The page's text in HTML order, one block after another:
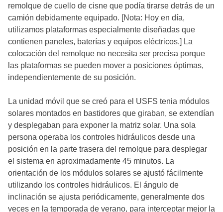
remolque de cuello de cisne que podía tirarse detrás de un
camión debidamente equipado. [Nota: Hoy en día,
utilizamos plataformas especialmente diseñadas que
contienen paneles, baterías y equipos eléctricos.] La
colocación del remolque no necesita ser precisa porque
las plataformas se pueden mover a posiciones óptimas,
independientemente de su posición.
La unidad móvil que se creó para el USFS tenia módulos
solares montados en bastidores que giraban, se extendían
y desplegaban para exponer la matriz solar. Una sola
persona operaba los controles hidráulicos desde una
posición en la parte trasera del remolque para desplegar
el sistema en aproximadamente 45 minutos. La
orientación de los módulos solares se ajustó fácilmente
utilizando los controles hidráulicos. El ángulo de
inclinación se ajusta periódicamente, generalmente dos
veces en la temporada de verano, para interceptar mejor la